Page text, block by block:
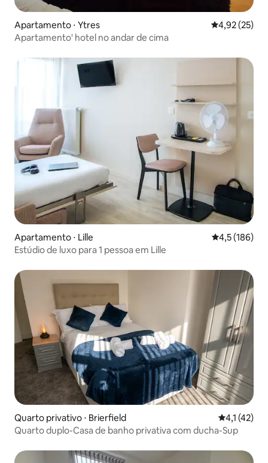
Apartamento ⋅ Ytres 4,92 de uma
4,92 (25)
Apartamento' hotel no andar de cima
Apartamento ⋅ Lille 4,5 de uma
4,5 (186)
Estúdio de luxo para 1 pessoa em Lille
Quarto privativo ⋅ Brierfield 4,1 de uma
4,1 (42)
Quarto duplo-Casa de banho privativa com ducha-Sup